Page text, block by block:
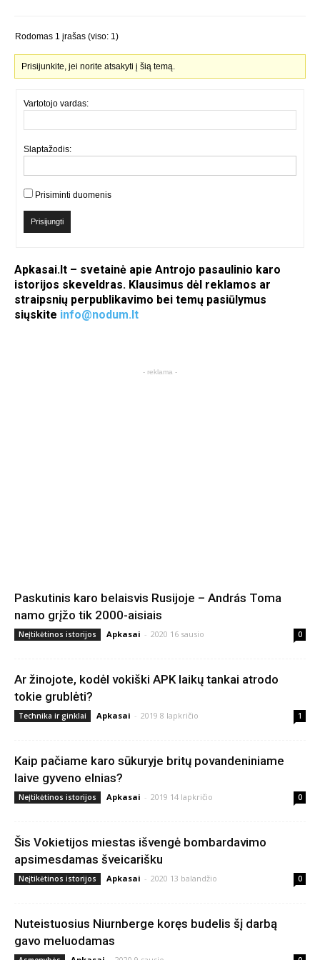
Rodomas 1 įrašas (viso: 1)
Prisijunkite, jei norite atsakyti į šią temą.
Vartotojo vardas:
Slaptažodis:
Prisiminti duomenis
Prisijungti
Apkasai.lt – svetainė apie Antrojo pasaulinio karo
istorijos skeveldras. Klausimus dėl reklamos ar
straipsnių perpublikavimo bei temų pasiūlymus
siųskite info@nodum.lt
- reklama -
Paskutinis karo belaisvis Rusijoje – András Toma
namo grįžo tik 2000-aisiais
Neįtikėtinos istorijos Apkasai - 2020 16 sausio 0
Ar žinojote, kodėl vokiški APK laikų tankai atrodo
tokie grublėti?
Technika ir ginklai Apkasai - 2019 8 lapkričio 1
Kaip pačiame karo sūkuryje britų povandeniniame
laive gyveno elnias?
Neįtikėtinos istorijos Apkasai - 2019 14 lapkričio 0
Šis Vokietijos miestas išvengė bombardavimo
apsimesdamas šveicarišku
Neįtikėtinos istorijos Apkasai - 2020 13 balandžio 0
Nuteistuosius Niurnberge koręs budelis šį darbą
gavo meluodamas